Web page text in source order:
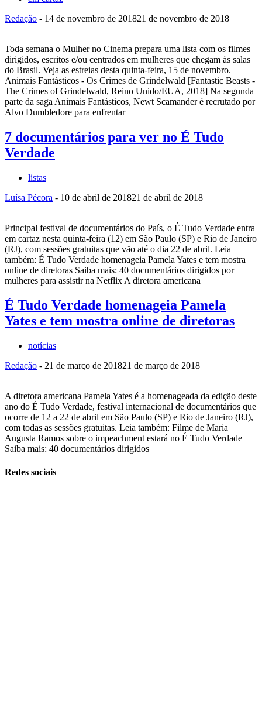
Redação - 14 de novembro de 201821 de novembro de 2018
Toda semana o Mulher no Cinema prepara uma lista com os filmes
dirigidos, escritos e/ou centrados em mulheres que chegam às salas
do Brasil. Veja as estreias desta quinta-feira, 15 de novembro.
Animais Fantásticos - Os Crimes de Grindelwald [Fantastic Beasts -
The Crimes of Grindelwald, Reino Unido/EUA, 2018] Na segunda
parte da saga Animais Fantásticos, Newt Scamander é recrutado por
Alvo Dumbledore para enfrentar
7 documentários para ver no É Tudo
Verdade
listas
Luísa Pécora - 10 de abril de 201821 de abril de 2018
Principal festival de documentários do País, o É Tudo Verdade entra
em cartaz nesta quinta-feira (12) em São Paulo (SP) e Rio de Janeiro
(RJ), com sessões gratuitas que vão até o dia 22 de abril. Leia
também: É Tudo Verdade homenageia Pamela Yates e tem mostra
online de diretoras Saiba mais: 40 documentários dirigidos por
mulheres para assistir na Netflix A diretora americana
É Tudo Verdade homenageia Pamela
Yates e tem mostra online de diretoras
notícias
Redação - 21 de março de 201821 de março de 2018
A diretora americana Pamela Yates é a homenageada da edição deste
ano do É Tudo Verdade, festival internacional de documentários que
ocorre de 12 a 22 de abril em São Paulo (SP) e Rio de Janeiro (RJ),
com todas as sessões gratuitas. Leia também: Filme de Maria
Augusta Ramos sobre o impeachment estará no É Tudo Verdade
Saiba mais: 40 documentários dirigidos
Redes sociais